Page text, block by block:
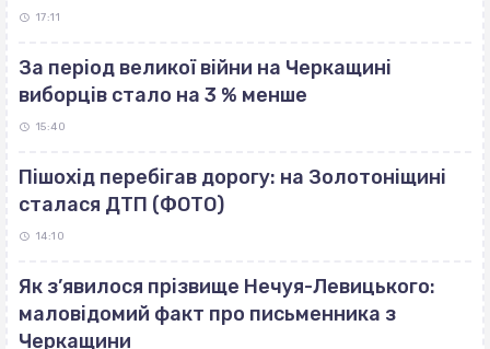
17:11
За період великої війни на Черкащині
виборців стало на 3 % менше
15:40
Пішохід перебігав дорогу: на Золотоніщині
сталася ДТП (ФОТО)
14:10
Як з’явилося прізвище Нечуя-Левицького:
маловідомий факт про письменника з
Черкащини